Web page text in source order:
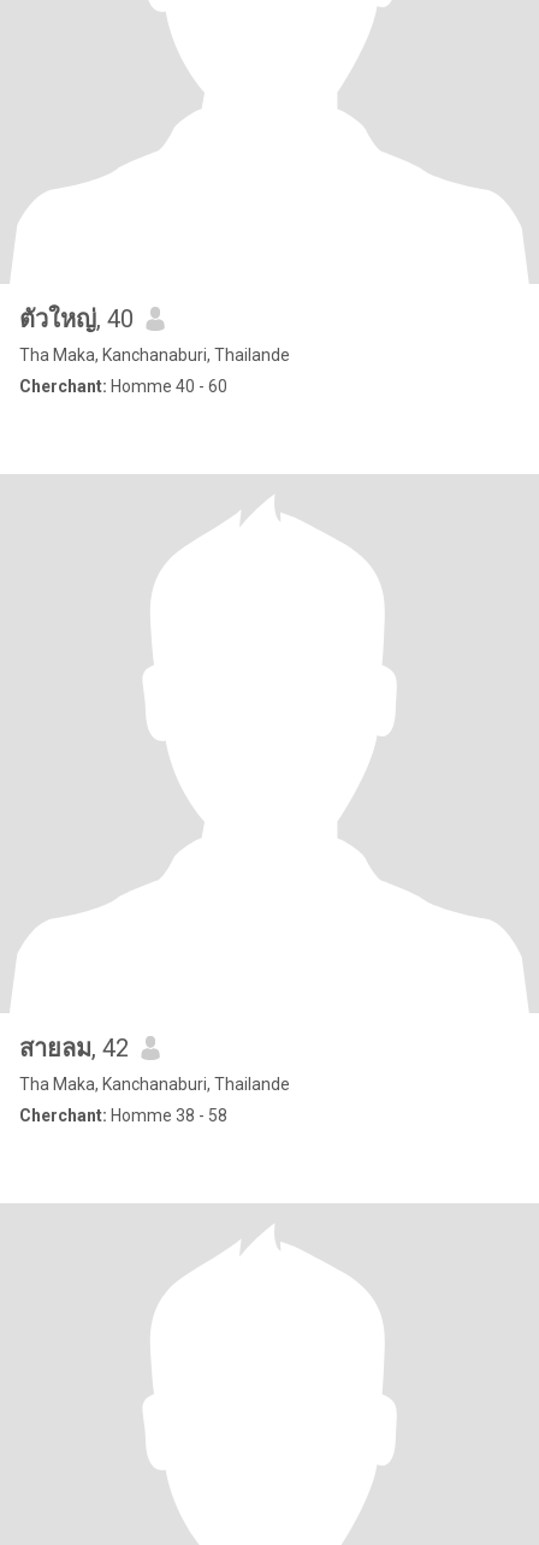
ตัวใหญ่, 40
Tha Maka, Kanchanaburi, Thailande
Cherchant: Homme 40 - 60
สายลม, 42
Tha Maka, Kanchanaburi, Thailande
Cherchant: Homme 38 - 58